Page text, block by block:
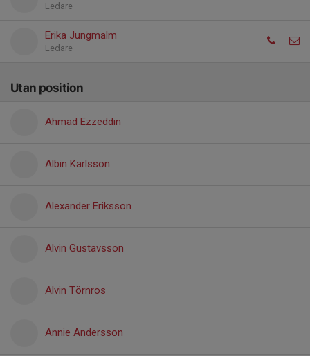
Ledare
Erika Jungmalm
Ledare
Utan position
Ahmad Ezzeddin
Albin Karlsson
Alexander Eriksson
Alvin Gustavsson
Alvin Törnros
Annie Andersson